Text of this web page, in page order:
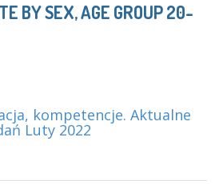
BY SEX, AGE GROUP 20-
kompetencje. Aktualne
Luty 2022